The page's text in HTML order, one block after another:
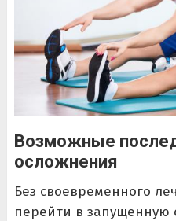
Возможные
осложнения
Без своевременного
перейти в запущенную